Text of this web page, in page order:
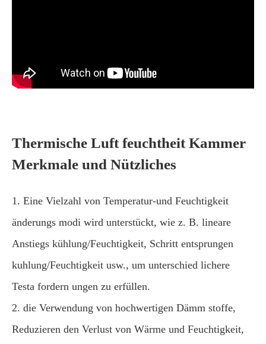
Thermische Luft feuchtheit Kammer
Merkmale und Nützliches
1. Eine Vielzahl von Temperatur-und Feuchtigkeit
änderungs modi wird unterstückt, wie z. B. lineare
Anstiegs kühlung/Feuchtigkeit, Schritt entsprungen
kuhlung/Feuchtigkeit usw., um unterschied lichere
Testa fordern ungen zu erfüllen.
2. die Verwendung von hochwertigen Dämm stoffe,
Reduzieren den Verlust von Wärme und Feuchtigkeit,